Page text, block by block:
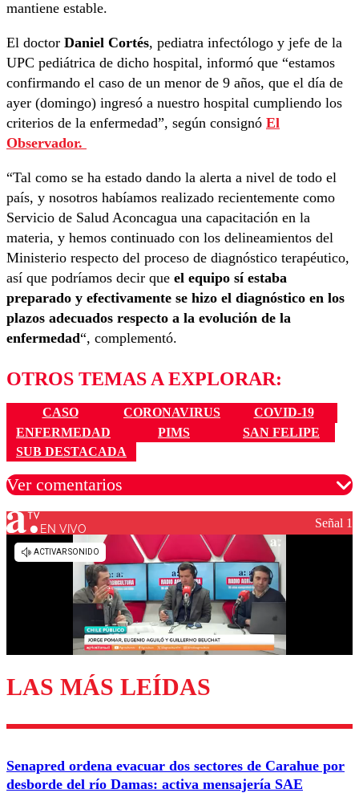
mantiene estable.
El doctor Daniel Cortés, pediatra infectólogo y jefe de la
UPC pediátrica de dicho hospital, informó que “estamos
confirmando el caso de un menor de 9 años, que el día de
ayer (domingo) ingresó a nuestro hospital cumpliendo los
criterios de la enfermedad”, según consignó El
Observador.
“Tal como se ha estado dando la alerta a nivel de todo el
país, y nosotros habíamos realizado recientemente como
Servicio de Salud Aconcagua una capacitación en la
materia, y hemos continuado con los delineamientos del
Ministerio respecto del proceso de diagnóstico terapéutico,
así que podríamos decir que el equipo sí estaba
preparado y efectivamente se hizo el diagnóstico en los
plazos adecuados respecto a la evolución de la
enfermedad“, complementó.
OTROS TEMAS A EXPLORAR:
CASO CORONAVIRUS
COVID-19
ENFERMEDAD
PIMS
SAN FELIPE
SUB DESTACADA
Ver comentarios
Los comentarios son moderados para garantizar un
diálogo respetuoso.
Enviar comentario
EN VIVO Señal 1
LAS MÁS LEÍDAS
Senapred ordena evacuar dos sectores de Carahue por
desborde del río Damas: activa mensajería SAE